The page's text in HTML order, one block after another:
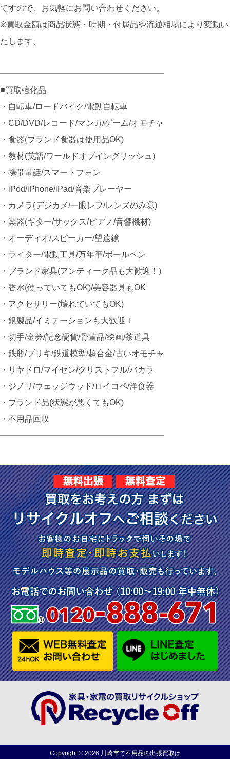
ですので、お気軽にお問い合わせください。
※買取金額は商品状態・時期・付属品や流通相場により変動い
たします。
━━━━━━━━━━━━━━━━━━━━
■買取強化品
・自転車/ロードバイク/電動自転車
・CD/DVD/レコード/マンガ/ゲーム/オモチャ
・食器(ブランド食器は使用品OK)
・教材(英語/ワールドオブイングリッシュ)
・携帯電話/スマートフォン
・iPod/iPhone/iPad/音楽プレーヤー
・カメラ(デジカメ/一眼レフ/レンズのみ◎)
・楽器(ギター/サックス/ピアノ/音響機材)
・オーディオ/スピーカー/望遠鏡
・ライター/電動工具/万年筆/ボールペン
・ブランド家具(アンティーク品も大歓迎！)
・香水(使っていてもOK)/美容器具もOK
・アクセサリー(壊れていてもOK)
・銀製品/イミテーションも大歓迎！
・切手/金券/記念硬貨/骨董品/絵画/茶道具
・鉄瓶/ブリキ/鉄道模型/超合金/古いオモチャ
・リヤドロ/マイセン/クリストフル/バカラ
・ジノリ/ウェッジウッド/ロイコペ/洋食器
・ブランド品(状態が悪くてもOK)
・不用品回収
━━━━━━━━━━━━━━━━━━━━
Copyright © 2026 川崎市で不用品の出張買取は